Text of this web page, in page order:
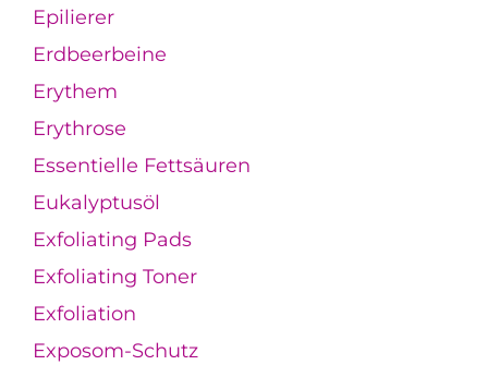
Epilierer
Erdbeerbeine
Erythem
Erythrose
Essentielle Fettsäuren
Eukalyptusöl
Exfoliating Pads
Exfoliating Toner
Exfoliation
Exposom-Schutz